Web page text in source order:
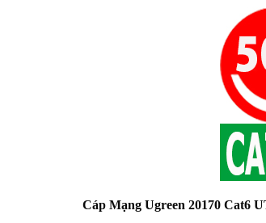
Cáp Mạng Ugreen 20170 Cat6